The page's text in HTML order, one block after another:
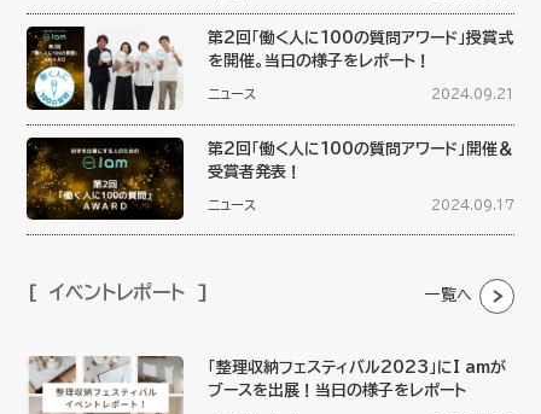
第2回「働く人に100の質問アワード」授賞式
を開催。当日の様子をレポート！
ニュース 2024.09.21
第2回「働く人に100の質問アワード」開催＆
受賞者発表！
ニュース 2024.09.17
イベントレポート 一覧へ
「整理収納フェスティバル2023」にI amが
ブースを出展！当日の様子をレポート